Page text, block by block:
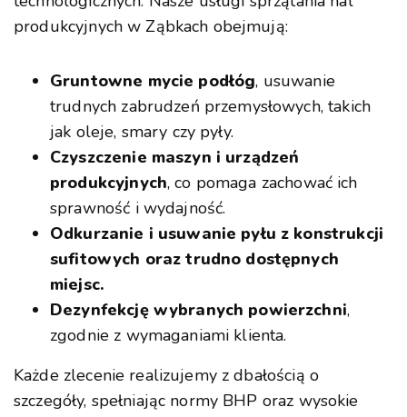
produkcyjnych w Ząbkach obejmują:
Gruntowne mycie podłóg, usuwanie
trudnych zabrudzeń przemysłowych, takich
jak oleje, smary czy pyły.
Czyszczenie maszyn i urządzeń
produkcyjnych, co pomaga zachować ich
sprawność i wydajność.
Odkurzanie i usuwanie pyłu z konstrukcji
sufitowych oraz trudno dostępnych
miejsc.
Dezynfekcję wybranych powierzchni,
zgodnie z wymaganiami klienta.
Każde zlecenie realizujemy z dbałością o
szczegóły, spełniając normy BHP oraz wysokie